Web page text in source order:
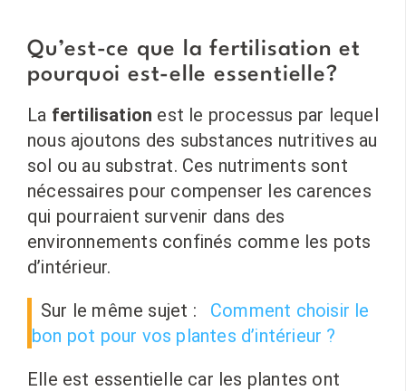
Qu’est-ce que la fertilisation et
pourquoi est-elle essentielle?
La fertilisation est le processus par lequel
nous ajoutons des substances nutritives au
sol ou au substrat. Ces nutriments sont
nécessaires pour compenser les carences
qui pourraient survenir dans des
environnements confinés comme les pots
d’intérieur.
Sur le même sujet :
Comment choisir le
bon pot pour vos plantes d’intérieur ?
Elle est essentielle car les plantes ont